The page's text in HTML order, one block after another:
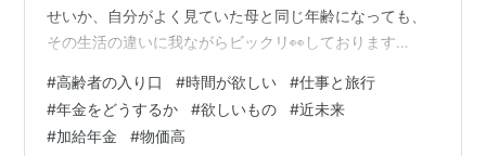
せいか、自分がよく見ていた母と同じ年齢になっても、
その生活の違いに我ながらビックリ👀しております
過ぎまでは自由な時間とは言えません。 これは、ここ13
年位は同じ感じのローテーションで回っています。 ↑ 会
社へ行くと通勤時間も含めてやっぱり10時間以上は時間
#高齢者の入り口 #時間が欲しい #仕事と旅行
#年金をどうするか #欲しいもの #近未来
#加給年金 #物価高